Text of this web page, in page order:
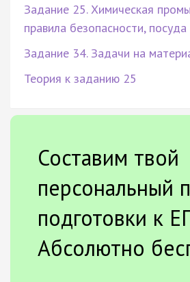
Задание 25. Химическая
правила безопасности,
Задание 34. Задачи на
Теория к заданию 25
Составим твой
персональный
подготовки к
Абсолютно